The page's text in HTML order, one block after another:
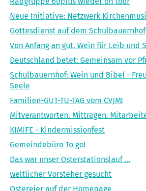
Neue Initiative: Netzwerk
Gottesdienst auf dem Schulbauernhof
Von Anfang an gut, Wein für Leib und
Deutschland betet: Gemeinsam vor
Schulbauernhof: Wein und Bibel -
Seele
Familien-GUT-TU-TAG vom CVJM!
Mitverantworten. Mittragen.
KIMIFE - Kindermissionfest
Gemeindebüro To go!
Das war unser Osterstationslauf …
weltlicher Vorsteher gesucht
Ostereier auf der Homepage